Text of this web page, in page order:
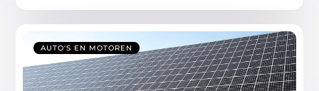
AUTO'S EN MOTOREN